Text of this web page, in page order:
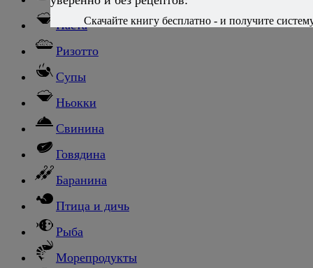
Паста
Ризотто
Супы
Ньокки
Свинина
Говядина
Баранина
Птица и дичь
Рыба
Морепродукты
Скачайте книгу бесплатно - и получите